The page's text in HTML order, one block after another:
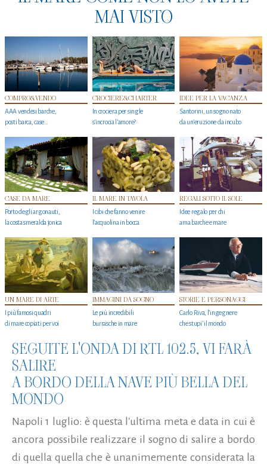
MAI VISTO
COMPRO&VENDO
AAA vendesi barche,
posti barca, case…
CROCIERE&CHARTER
In crociera per single
s'incrocia l’amore?
IDEE PER LA VACANZA
Santorini, un sogno nato
da un’eruzione da incubo
CASE DA MARE
Porto degli argonauti,
la costa smeralda jonica
IL MARE IN TAVOLA
I cibi che fanno venire
l’acquolina in bocca
REGALI SOTTO IL SOLE
Idee regalo per chi
ama barche e mare
UN MARE DI ARTE
I più famosi quadri
di mare copiati per voi
IMMAGINI DA SOGNO
Le più incredibili
burrasche in mare
STORIE E PERSONAGGI
Carlo Riva, l’ingegnere
che stupi' il mondo
SEGUITE L'ONDA DI RTL 102.5, VI FARÀ
SALIRE
A BORDO DELLA NAVE PIÙ BELLA DEL
MONDO
Napoli 1 luglio: è questa l'ultima meta e data in cui è
ancora possibile realizzare il sogno di salire a bordo
di quella quella che è unanimemente considerata la